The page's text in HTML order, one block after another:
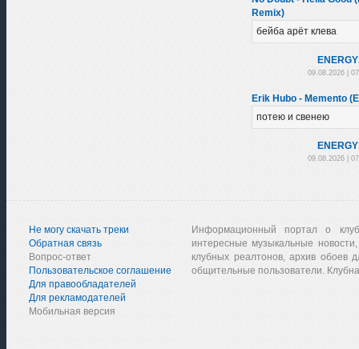
Remix)
бейба арёт клева
09.08.2026 |
Erik Hubo - Memento
потею и свенею
09.08.2026 |
Не могу скачать треки
Обратная связь
Вопрос-ответ
Пользовательское соглашение
Для правообладателей
Для рекламодателей
Мобильная версия
Информационный портал о
интересные музыкальные
клубных реалтонов, архив обоев
общительные пользователи.